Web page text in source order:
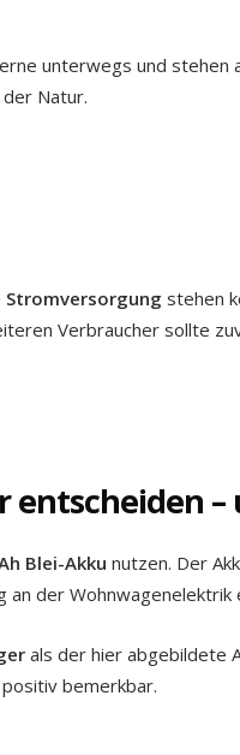
unterwegs und stehen
Natur.
Stromversorgung stehen
Verbraucher sollte
–
Blei-Akku nutzen. Der
der Wohnwagenelektrik
als der hier abgebildete
bemerkbar.